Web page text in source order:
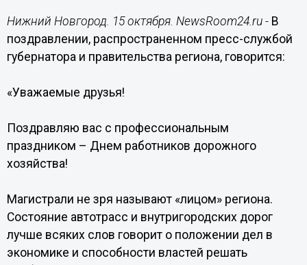
Нижний Новгород. 15 октября. NewsRoom24.ru - В
поздравлении, распространенном пресс-службой
губернатора и правительства региона, говорится:
«Уважаемые друзья!
Поздравляю вас с профессиональным
праздником – Днем работников дорожного
хозяйства!
Магистрали не зря называют «лицом» региона.
Состояние автотрасс и внутригородских дорог
лучше всяких слов говорит о положении дел в
экономике и способности властей решать